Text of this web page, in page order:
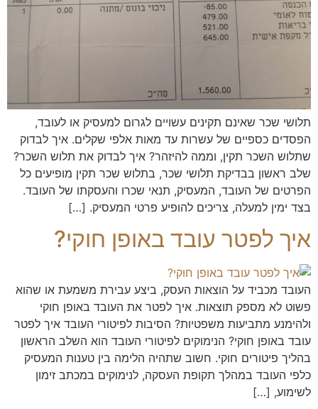
תלושי שכר שאינם תקינים עשויים לגרום למעסיק או לעובד,
הפסדים כספיים של עשרות עד מאות אלפי שקלים. איך לבדוק
שתלוש השכר תקין, וממה להיזהר? איך לבדוק את תלוש השכר?
שלב ראשון בבדיקת תלושי שכר, בתלוש שכר תקין מופיעים כל
הפרטים של העובד, המעסיק, תנאי שכרו והעסקתו של העובד.
בצד ימין למעלה, צריכים להופיע פרטי המעסיק. […]
איך לפטר עובד באופן חוקי?
העובד מכביד על הוצאות העסק, ביצע עבירת משמעת או שהוא
פשוט לא מספק תוצאות. איך לפטר את העובד באופן חוקי
ולהימנע מתביעות משפטיות? הסיבות לפיטורי העובד איך לפטר
עובד באופן חוקי? הנימוקים לפיטורי העובד הוא השלב הראשון
בהליך פיטורים חוקי. חשוב שתהיה הלימה בין טענות המעסיק
כלפי העובד במהלך תקופת העסקה, לנימוקים במכתב זימון
לשימוע, […]